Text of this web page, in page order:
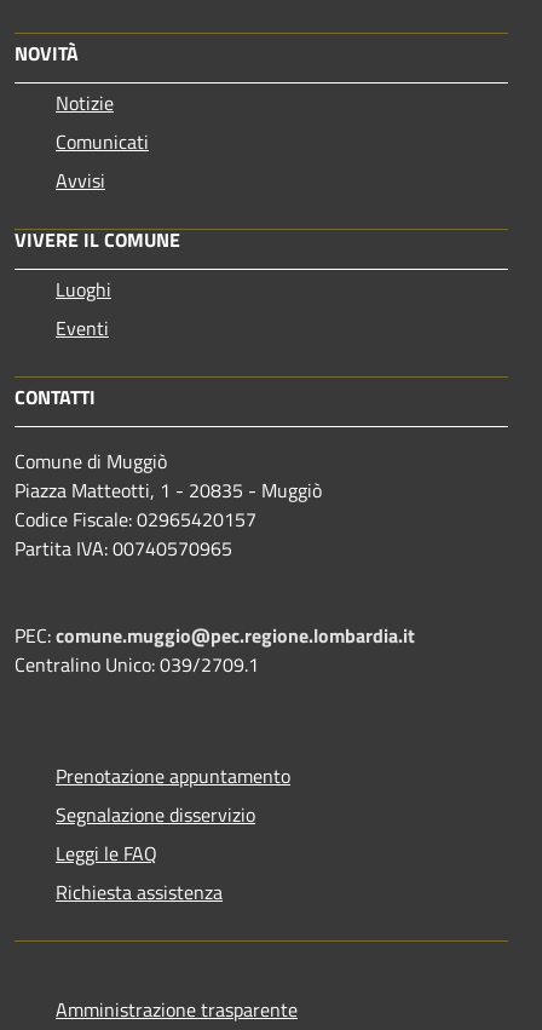
NOVITÀ
Notizie
Comunicati
Avvisi
VIVERE IL COMUNE
Luoghi
Eventi
CONTATTI
Comune di Muggiò
Piazza Matteotti, 1 - 20835 - Muggiò
Codice Fiscale: 02965420157
Partita IVA: 00740570965
PEC:comune.muggio@pec.regione.lombardia.it
Centralino Unico: 039/2709.1
Prenotazione appuntamento
Segnalazione disservizio
Leggi le FAQ
Richiesta assistenza
Amministrazione trasparente